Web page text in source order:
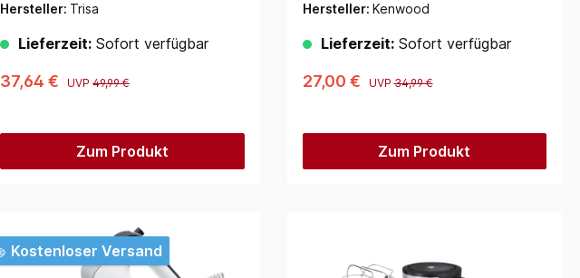
Hersteller: Trisa
Lieferzeit: Sofort verfügbar
37,64 € UVP 49,99 €
Zum Produkt
Hersteller: Kenwood
Lieferzeit:Sofort verfügbar
27,00 € UVP34,99 €
Zum Produkt
Kostenloser Versand